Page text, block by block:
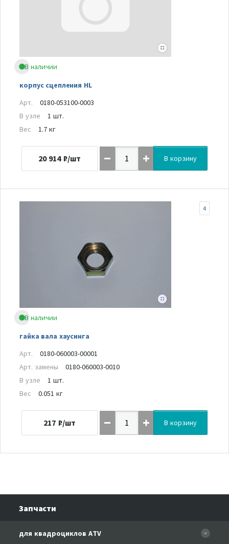
В наличии
корпус сцепления HL
Арт.
0180-053100-0003
В узле
1 шт.
Вес
1.7 кг
20 914 ₽/шт В корзину
В наличии
гайка вала хаусинга
4
Арт.
0180-060003-00001
Арт. замены
0180-060003-0010
В узле
1 шт.
Вес
0.051 кг
217 ₽/шт В корзину
Запчасти
для квадроциклов ATV